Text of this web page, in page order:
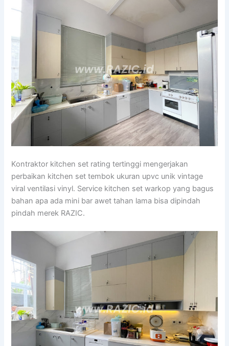
Kontraktor kitchen set rating tertinggi mengerjakan
perbaikan kitchen set tembok ukuran upvc unik vintage
viral ventilasi vinyl. Service kitchen set warkop yang bagus
bahan apa ada mini bar awet tahan lama bisa dipindah
pindah merek RAZIC.